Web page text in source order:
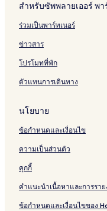
สำหรับซัพพลายเออร์ พ
ร่วมเป็นพาร์ทเนอร์
ข่าวสาร
โปรโมทที่พัก
ตัวแทนการเดินทาง
นโยบาย
ข้อกำหนดและเงื่อนไข
ความเป็นส่วนตัว
คุกกี้
คำแนะนำเนื้อหาและการรา
ข้อกำหนดและเงื่อนไขของ